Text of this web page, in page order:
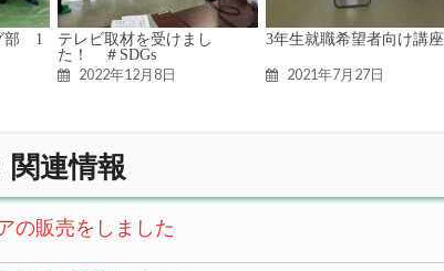
部 1
テレビ取材を受けまし
た！ ＃SDGs
2022年12月8日
3年生就職希望者向け講座
2021年7月27日
関連情報
の販売をしました